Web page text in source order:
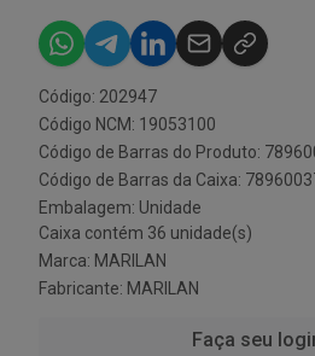
Código: 202947
Código NCM: 19053100
Código de Barras do Produto:
Código de Barras da Caixa:
Embalagem: Unidade
Caixa contém 36 unidade(s)
Marca: MARILAN
Fabricante: MARILAN
Faça seu